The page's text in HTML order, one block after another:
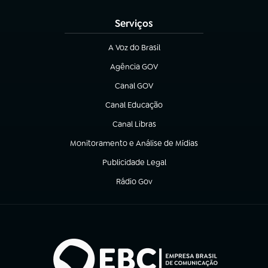
Serviços
A Voz do Brasil
(abre em nova aba)
Agência GOV
(abre em nova aba)
Canal GOV
(abre em nova aba)
Canal Educação
(abre em nova aba)
Canal Libras
(abre em nova aba)
Monitoramento e Análise de Mídias
(abre em nova aba)
Publicidade Legal
(abre em nova aba)
Rádio Gov
(abre em nova aba)